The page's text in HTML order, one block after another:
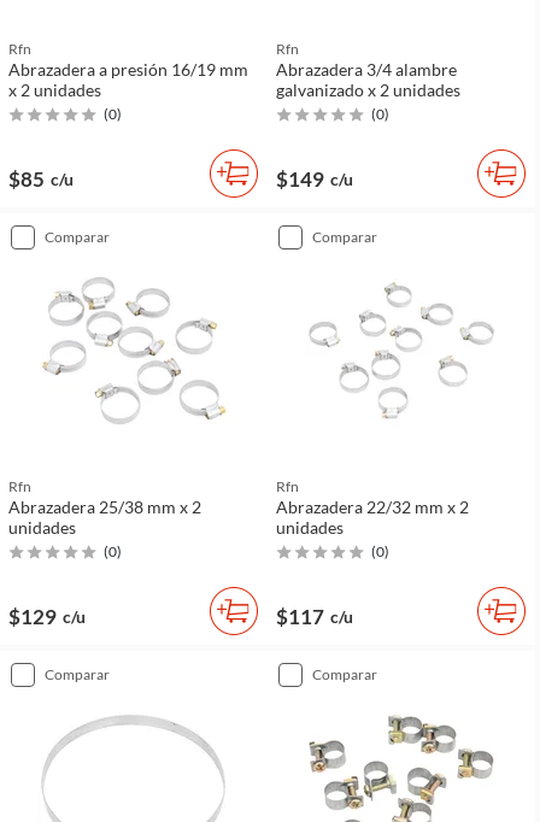
Rfn
Abrazadera a presión 16/19 mm
x 2 unidades
(0)
$85 c/u
Rfn
Abrazadera 3/4 alambre
galvanizado x 2 unidades
(0)
$149 c/u
comparar
Rfn
Abrazadera 25/38 mm x 2
unidades
(0)
$129 c/u
comparar
Rfn
Abrazadera 22/32 mm x 2
unidades
(0)
$117 c/u
comparar comparar